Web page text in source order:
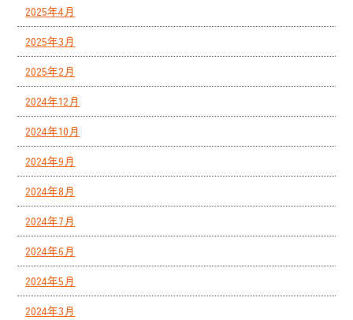
2025年4月
2025年3月
2025年2月
2024年12月
2024年10月
2024年9月
2024年8月
2024年7月
2024年6月
2024年5月
2024年3月